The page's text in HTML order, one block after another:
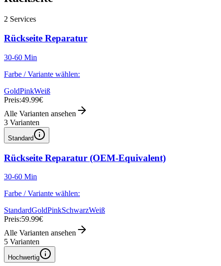
2 Services
Rückseite Reparatur
30-60 Min
Farbe / Variante wählen:
GoldPinkWeiß
Preis:49.99€
Alle Varianten ansehen
3 Varianten
Standard
Rückseite Reparatur (OEM-Equivalent)
30-60 Min
Farbe / Variante wählen:
StandardGoldPinkSchwarzWeiß
Preis:59.99€
Alle Varianten ansehen
5 Varianten
Hochwertig